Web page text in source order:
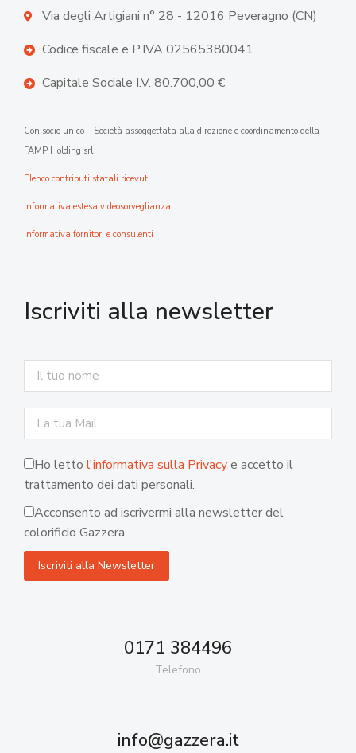
Via degli Artigiani n° 28 - 12016 Peveragno (CN)
Codice fiscale e P.IVA 02565380041
Capitale Sociale I.V. 80.700,00 €
Con socio unico – Società assoggettata alla direzione e coordinamento della
FAMP Holding srl
Elenco contributi statali ricevuti
Informativa estesa videosorveglianza
Informativa fornitori e consulenti
Iscriviti alla newsletter
Ho letto l'informativa sulla Privacye accetto il
trattamento dei dati personali.
Acconsento ad iscrivermi alla newsletter del
colorificio Gazzera
0171 384496
Telefono
info@gazzera.it